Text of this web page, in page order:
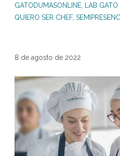
GATODUMASONLINE LAB GATO
QUIERO SER CHEF,
8 de agosto de 2022